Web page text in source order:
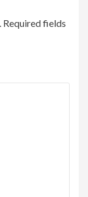
Required fields